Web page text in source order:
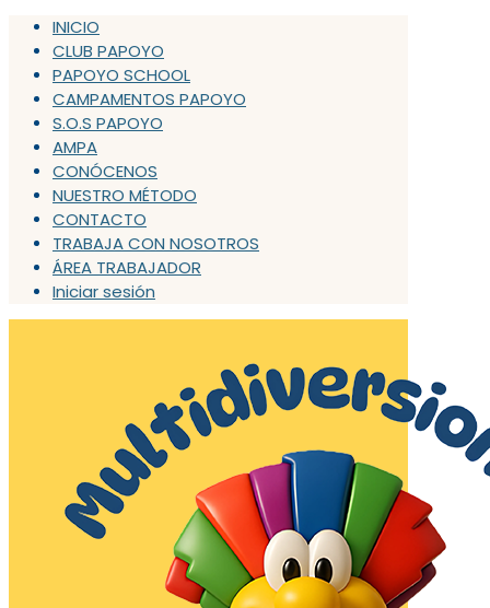
INICIO
CLUB PAPOYO
PAPOYO SCHOOL
CAMPAMENTOS PAPOYO
S.O.S PAPOYO
AMPA
CONÓCENOS
NUESTRO MÉTODO
CONTACTO
TRABAJA CON NOSOTROS
ÁREA TRABAJADOR
Iniciar sesión